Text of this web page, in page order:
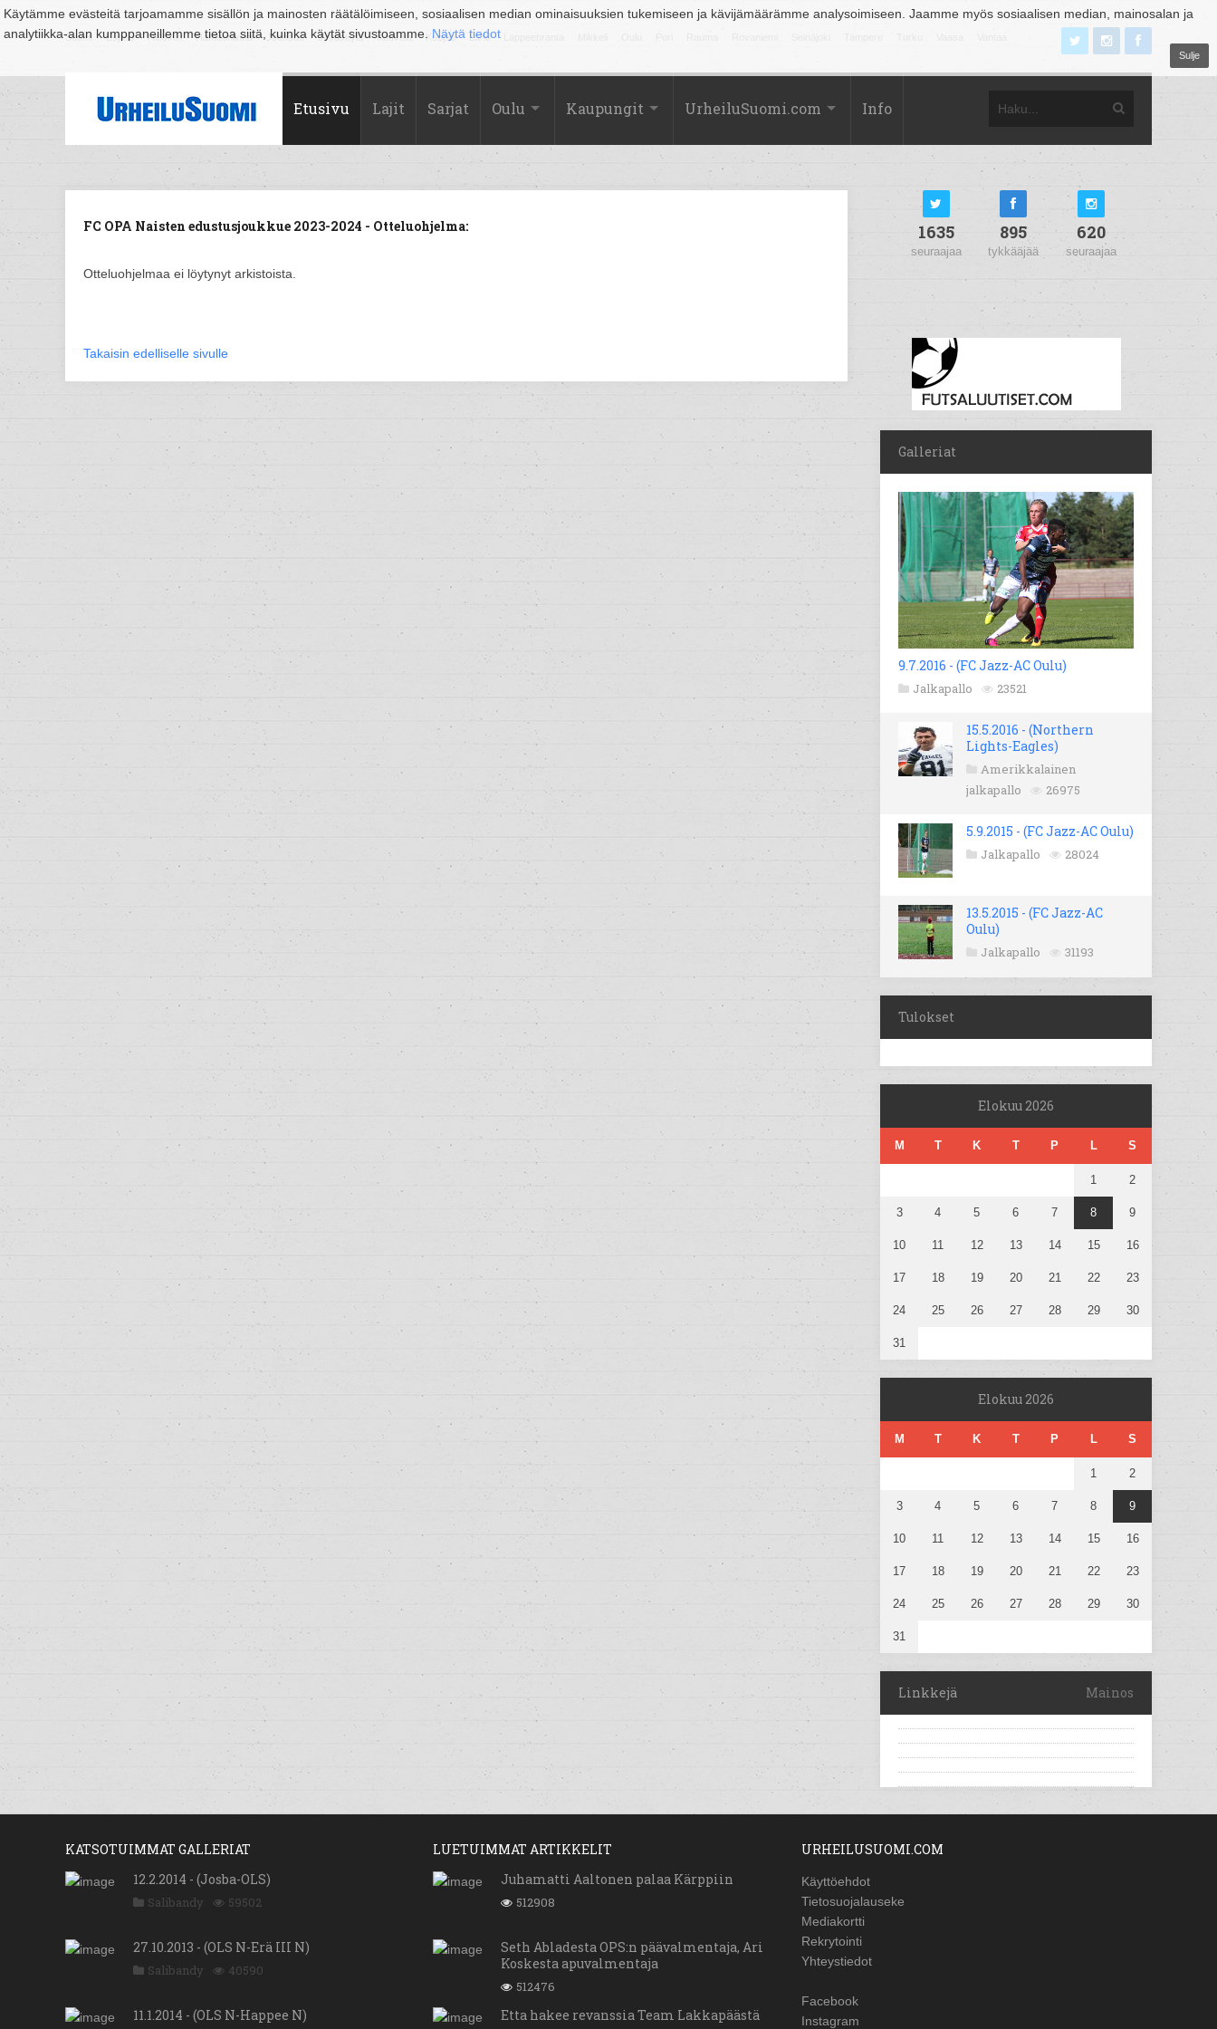
Käytämme evästeitä tarjoamamme sisällön ja mainosten räätälöimiseen, sosiaalisen median ominaisuuksien tukemiseen ja kävijämäärämme analysoimiseen. Jaamme myös sosiaalisen median, mainosalan ja
analytiikka-alan kumppaneillemme tietoa siitä, kuinka käytät sivustoamme. Näytä tiedot
Sulje
Suomi Espoo Helsinki Hämeenlinna Joensuu Jyväskylä Kouvola Kuopio Lahti
Etusivu Lajit Sarjat Oulu Kaupungit UrheiluSuomi.com Info
FC OPA Naisten edustusjoukkue 2023-2024 - Otteluohjelma:
Otteluohjelmaa ei löytynyt arkistoista.
Takaisin edelliselle sivulle
1635
seuraajaa
895
tykkääjää
620
seuraajaa
Galleriat
9.7.2016 - (FC Jazz-AC Oulu)
Jalkapallo 23521
15.5.2016 - (Northern
Lights-Eagles)
Amerikkalainen
jalkapallo
26975
5.9.2015 - (FC Jazz-AC Oulu)
Jalkapallo 28024
13.5.2015 - (FC Jazz-AC
Oulu)
Jalkapallo 31193
Tulokset
Elokuu 2026
M T K T P L S
1 2
3 4 5 6 7 8 9
10 11 12 13 14 15 16
17 18 19 20 21 22 23
24 25 26 27 28 29 30
31
Elokuu 2026
M T K T P L S
1 2
3 4 5 6 7 8 9
10 11 12 13 14 15 16
17 18 19 20 21 22 23
24 25 26 27 28 29 30
31
Linkkejä Mainos
KATSOTUIMMAT GALLERIAT
12.2.2014 - (Josba-OLS)
Salibandy 59502
27.10.2013 - (OLS N-Erä III N)
Salibandy 40590
11.1.2014 - (OLS N-Happee N)
LUETUIMMAT ARTIKKELIT
Juhamatti Aaltonen palaa Kärppiin
512908
Seth Abladesta OPS:n päävalmentaja, Ari
Koskesta apuvalmentaja
512476
Etta hakee revanssia Team Lakkapäästä
URHEILUSUOMI.COM
Käyttöehdot
Tietosuojalauseke
Mediakortti
Rekrytointi
Yhteystiedot
Facebook
Instagram